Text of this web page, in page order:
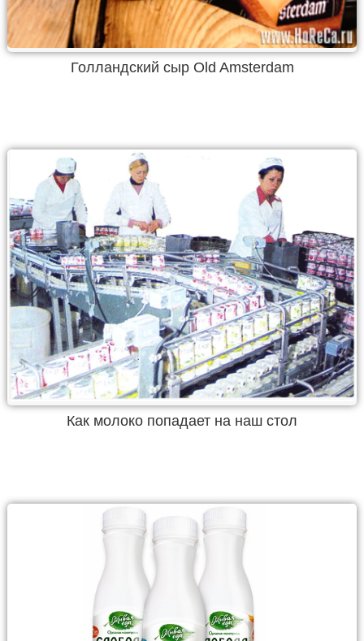
Голландский сыр Old Amsterdam
Как молоко попадает на наш стол